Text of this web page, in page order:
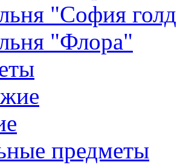
"София
"Флора"
предметы